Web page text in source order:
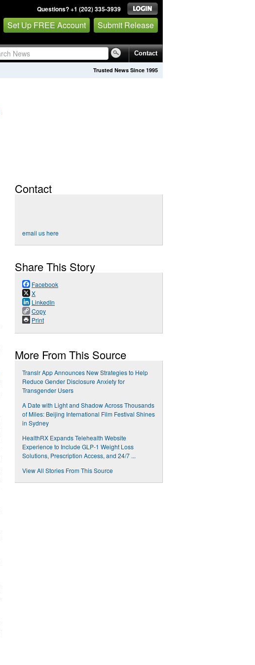
Questions? +1 (202) 335-3939
Set Up FREE Account Submit Release
Contact
Trusted News Since 1995
Contact
email us here
Share This Story
Facebook
X
LinkedIn
Copy
Print
More From This Source
Translr App Announces New Strategies to Help
Reduce Gender Disclosure Anxiety for
Transgender Users
A Date with Light and Shadow Across Thousands
of Miles: Beijing International Film Festival Shines
in Sydney
HealthRX Expands Telehealth Website
Experience to Include GLP-1 Weight Loss
Solutions, Prescription Access, and 24/7 ...
View All Stories From This Source